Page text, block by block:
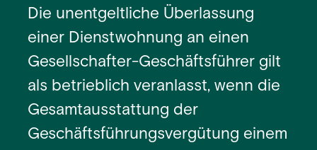
Die unentgeltliche Überlassung
einer Dienstwohnung an einen
Gesellschafter-Geschäftsführer gilt
als betrieblich veranlasst, wenn die
Gesamtausstattung der
Geschäftsführungsvergütung einem